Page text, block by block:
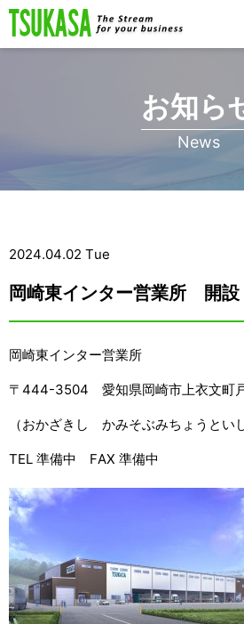
お知ら
News
2024.04.02 Tue
岡崎東インター営業所 開設
岡崎東インター営業所
〒444-3504 愛知県岡崎市上衣文町
（おかざきし かみそぶみちょうといし
TEL 準備中 FAX 準備中